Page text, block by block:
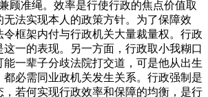
准绳。效率是行使行政的焦点价值取
无法实现本人的政策方针。为了保障效
框架内付与行政机关大量裁量权。行政
一的表现。另一方面，行政取小我糊口
能一辈子分歧法院打交道，可是他从出生
必需同业政机关发生关系。行政强制是
，若何实现行政效率和保障的均衡，是行